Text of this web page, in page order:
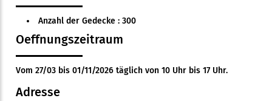
Anzahl der Gedecke : 300
Oeffnungszeitraum
Vom 27/03 bis 01/11/2026 täglich von 10 Uhr bis 17 Uhr.
Adresse